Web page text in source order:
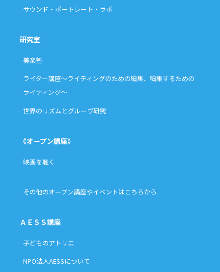
サウンド・ポートレート・ラボ
研究室
美楽塾
ライター講座〜ライティングのための編集、編集するための
ライティング〜
世界のリズムとグルーヴ研究
《オープン講座》
映画を聴く
その他のオープン講座やイベントはこちらから
ＡＥＳＳ講座
子どものアトリエ
NPO法人AESSについて